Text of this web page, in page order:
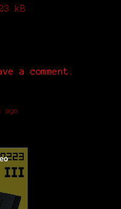
kB
a comment.
ago